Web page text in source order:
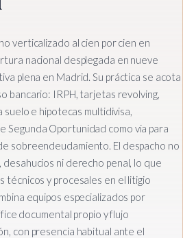
verticalizado al cien por cien en
nacional desplegada en nueve
plena en Madrid. Su práctica se acota
bancario: IRPH, tarjetas revolving,
e hipotecas multidivisa,
Segunda Oportunidad como via para
sobreendeudamiento. El despacho no
desahucios ni derecho penal, lo que
y procesales en el litigio
equipos especializados por
documental propio y flujo
con presencia habitual ante el